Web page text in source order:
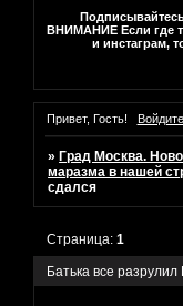
ВНИМАНИЕ Если где
и инстаграм,
Привет, Гость! Войдите
» Град Москва.
маразма в нашей
сдался
Батька все
Страница:1